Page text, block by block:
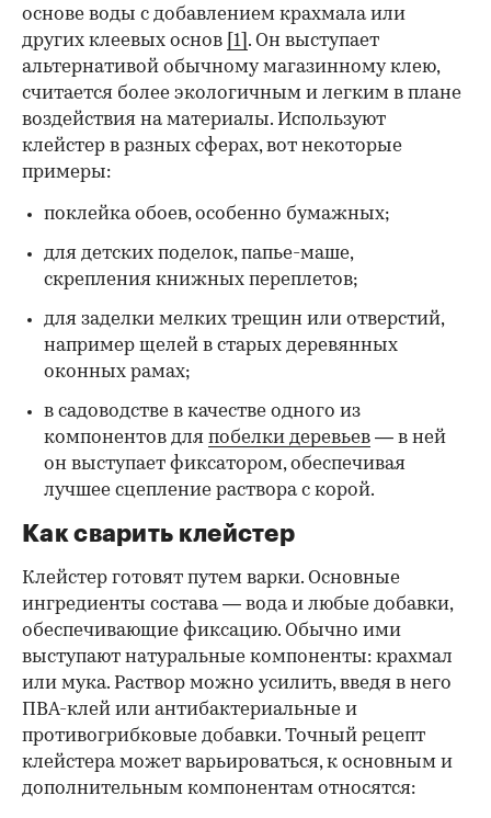
00:00 / 00:00
основе воды с добавлением крахмала или
других клеевых основ [1] . Он выступает
альтернативой обычному магазинному клею,
считается более экологичным и легким в плане
воздействия на материалы. Используют
клейстер в разных сферах, вот некоторые
примеры:
поклейка обоев, особенно бумажных;
для детских поделок, папье-маше,
скрепления книжных переплетов;
для заделки мелких трещин или отверстий,
например щелей в старых деревянных
оконных рамах;
в садоводстве в качестве одного из
компонентов для побелки деревьев — в ней
он выступает фиксатором, обеспечивая
лучшее сцепление раствора с корой.
Как сварить клейстер
Клейстер готовят путем варки. Основные
ингредиенты состава — вода и любые добавки,
обеспечивающие фиксацию. Обычно ими
выступают натуральные компоненты: крахмал
или мука. Раствор можно усилить, введя в него
ПВА-клей или антибактериальные и
противогрибковые добавки. Точный рецепт
клейстера может варьироваться, к основным и
дополнительным компонентам относятся: